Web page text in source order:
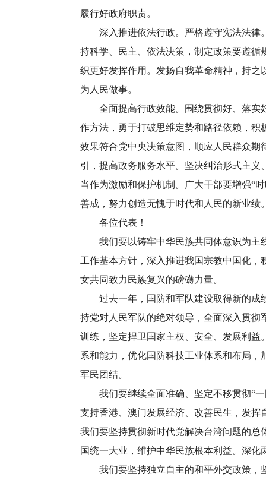
履行好政府职责。
深入推进依法行政。严格遵守宪法法律。
持科学、民主、依法决策，制定政策要遵
织更好发挥作用。发扬自我革命精神，持
为人民做事。
全面提高行政效能。围绕贯彻好、落实好
作方法，勇于打破思维定势和路径依赖，
效果符合党中央决策意图，顺应人民群众期
引，提高政务服务水平。坚决纠治形式主
当作为激励和保护机制。广大干部要增强“
善成，努力创造无愧于时代和人民的新业绩
各位代表！
我们要以铸牢中华民族共同体意识为主线
工作基本方针，深入推进我国宗教中国化
女共同致力民族复兴的磅礴力量。
过去一年，国防和军队建设取得新的成绩
持党对人民军队的绝对领导，全面深入贯
训练，坚定捍卫国家主权、安全、发展利益
系和能力，优化国防科技工业体系和布局
军民团结。
我们要继续全面准确、坚定不移贯彻“一
支持香港、澳门发展经济、改善民生，发
我们要坚持贯彻新时代党解决台湾问题的总
国统一大业，维护中华民族根本利益。深
我们要坚持独立自主的和平外交政策，坚